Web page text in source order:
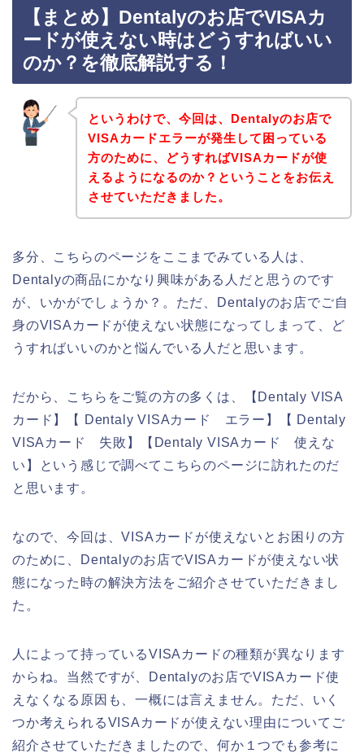
【まとめ】Dentalyのお店でVISAカ
ードが使えない時はどうすればいい
のか？を徹底解説する！
というわけで、今回は、Dentalyのお店で
VISAカードエラーが発生して困っている
方のために、どうすればVISAカードが使
えるようになるのか？ということをお伝え
させていただきました。
多分、こちらのページをここまでみている人は、
Dentalyの商品にかなり興味がある人だと思うのです
が、いかがでしょうか？。ただ、Dentalyのお店でご自
身のVISAカードが使えない状態になってしまって、ど
うすればいいのかと悩んでいる人だと思います。
だから、こちらをご覧の方の多くは、【Dentaly VISA
カード】【 Dentaly VISAカード エラー】【 Dentaly
VISAカード 失敗】【Dentaly VISAカード 使えな
い】という感じで調べてこちらのページに訪れたのだ
と思います。
なので、今回は、VISAカードが使えないとお困りの方
のために、Dentalyのお店でVISAカードが使えない状
態になった時の解決方法をご紹介させていただきまし
た。
人によって持っているVISAカードの種類が異なります
からね。当然ですが、Dentalyのお店でVISAカード使
えなくなる原因も、一概には言えません。ただ、いく
つか考えられるVISAカードが使えない理由についてご
紹介させていただきましたので、何か１つでも参考に